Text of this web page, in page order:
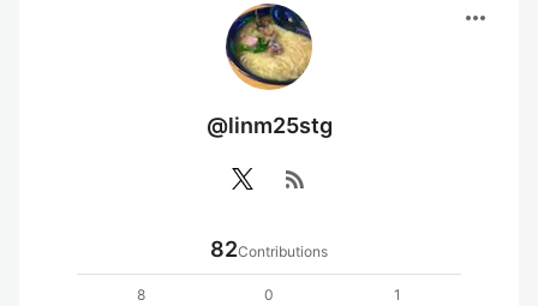
more_horiz
@linm25stg
rss_feed
82Contributions
8
0
1